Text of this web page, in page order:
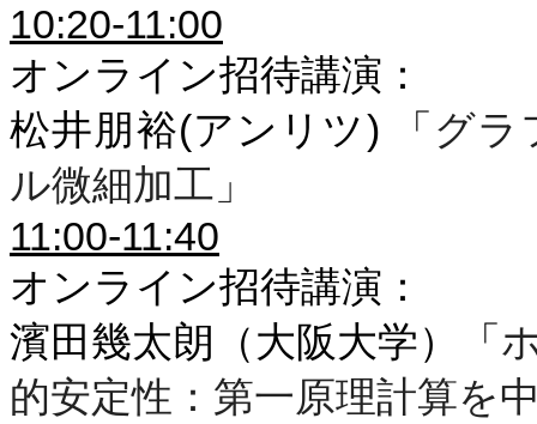
10:20-11:00
オンライン招待講演：
松井朋裕(アンリツ) 「 グラ
ル微細加工」
11:00-11:40
オンライン招待講演：
濱田幾太朗（大阪大学）「
的安定性：第一原理計算を